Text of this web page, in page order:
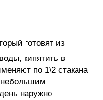
готовят из
кипятить в
по 1\2 стакана
небольшим
наружно